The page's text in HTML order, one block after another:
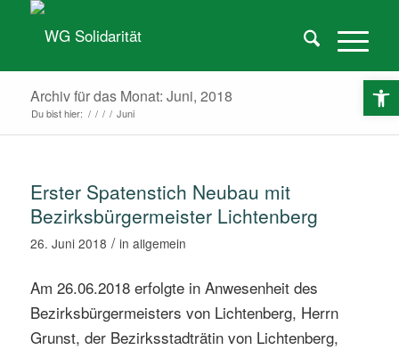
Archiv für das Monat: Juni, 2018
Du bist hier: / / / / Juni
Erster Spatenstich Neubau mit
Bezirksbürgermeister Lichtenberg
26. Juni 2018 / in allgemein
Am 26.06.2018 erfolgte in Anwesenheit des
Bezirksbürgermeisters von Lichtenberg, Herrn
Grunst, der Bezirksstadträtin von Lichtenberg,